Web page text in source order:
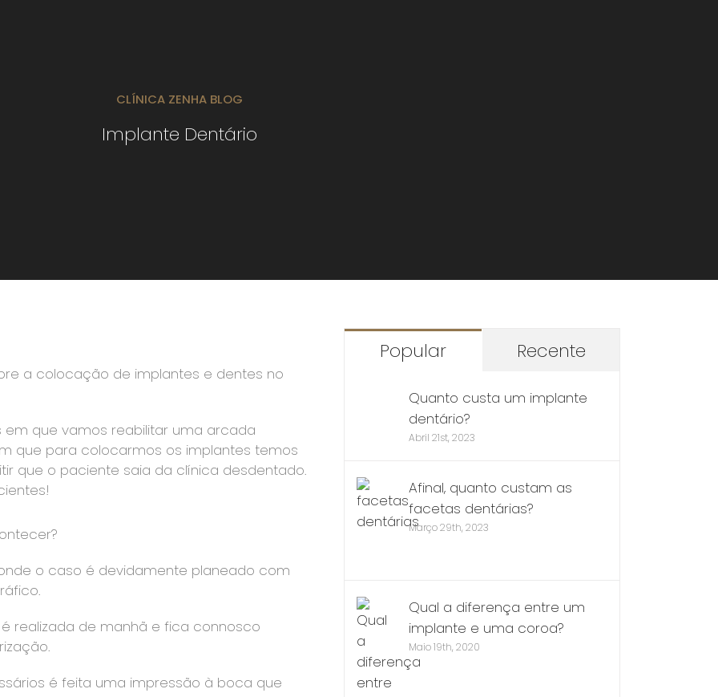
CLÍNICA ZENHA BLOG
Implante Dentário
a colocação de implantes e dentes no
que vamos reabilitar uma arcada
que para colocarmos os implantes temos
que o paciente saia da clínica desdentado.
o caso é devidamente planeado com
realizada de manhã e fica connosco
é feita uma impressão à boca que
Popular Recente
Quanto custa um implante
dentário?
Abril 21st, 2023
Afinal, quanto custam as
facetas dentárias?
Março 29th, 2023
Qual a diferença entre um
implante e uma coroa?
Maio 19th, 2020